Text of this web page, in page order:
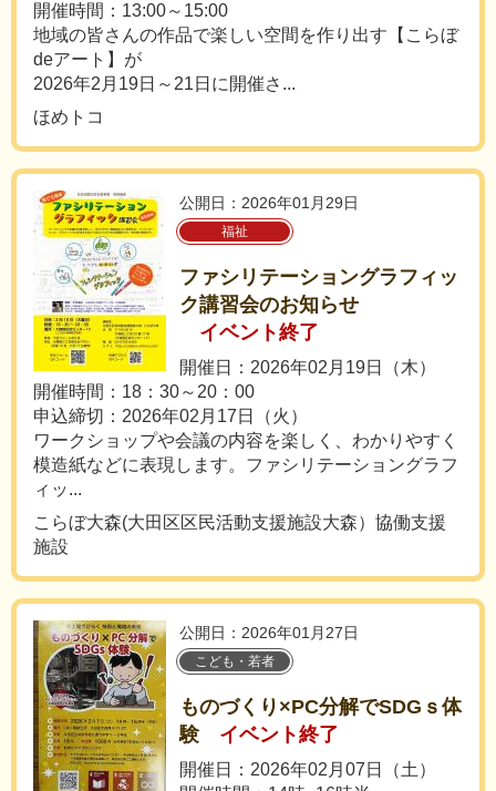
開催時間：13:00～15:00
地域の皆さんの作品で楽しい空間を作り出す【こらぼ
deアート】が
2026年2月19日～21日に開催さ...
ほめトコ
公開日：2026年01月29日
福祉
ファシリテーショングラフィッ
ク講習会のお知らせ
イベント終了
開催日：2026年02月19日（木）
開催時間：18：30～20：00
申込締切：2026年02月17日（火）
ワークショップや会議の内容を楽しく、わかりやすく
模造紙などに表現します。ファシリテーショングラフ
ィッ...
こらぼ大森(大田区区民活動支援施設大森）協働支援
施設
公開日：2026年01月27日
こども・若者
ものづくり×PC分解でSDGｓ体
験
イベント終了
開催日：2026年02月07日（土）